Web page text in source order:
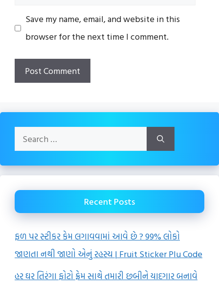
Save my name, email, and website in this
browser for the next time I comment.
Search
for:
Recent Posts
ફળ પર સ્ટીકર કેમ લગાવવામાં આવે છે ? 99% લોકો
જાણતા નથી જાણો એનું રહસ્ય | Fruit Sticker Plu Code
હર ઘર તિરંગા ફોટો ફ્રેમ સાથે તમારી છબીને યાદગાર બનાવે